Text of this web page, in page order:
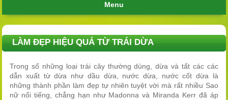
Menu
LÀM ĐẸP HIỆU QUẢ TỪ TRÁI DỪA
Trong số những loại trái cây thường dùng, dừa và tất các các
dẫn xuất từ dừa như dầu dừa, nước dừa, nước cốt dừa là
những thành phần làm đẹp tự nhiên tuyệt vời mà rất nhiều Sao
nữ nổi tiếng, chẳng hạn như Madonna và Miranda Kerr đã áp